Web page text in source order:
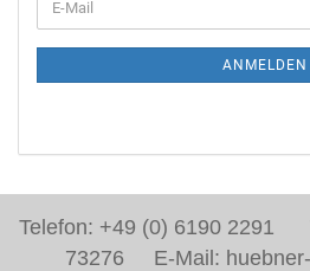
ANMELDEN
Telefon: +49 (0) 6190 2291
73276 E-Mail: huebner-